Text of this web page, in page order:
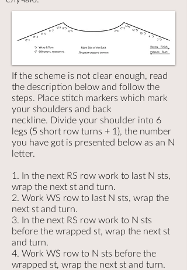
If the scheme is not clear enough, read
the description below and follow the
steps. Place stitch markers which mark
your shoulders and back
neckline. Divide your shoulder into 6
legs (5 short row turns + 1), the number
you have got is presented below as an N
letter.
1. In the next RS row work to last N sts,
wrap the next st and turn.
2. Work WS row to last N sts, wrap the
next st and turn.
3. In the next RS row work to N sts
before the wrapped st, wrap the next st
and turn.
4. Work WS row to N sts before the
wrapped st, wrap the next st and turn.